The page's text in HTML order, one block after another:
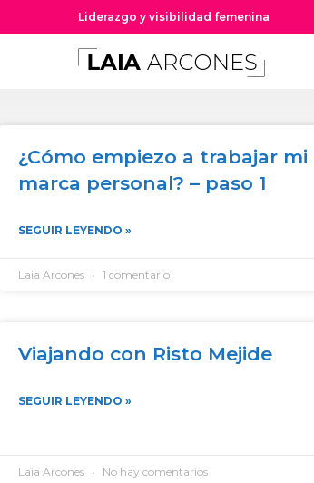
Liderazgo y visibilidad femenina
¿Cómo empiezo a trabajar mi
marca personal? – paso 1
SEGUIR LEYENDO »
Laia Arcones 1 comentario
Viajando con Risto Mejide
SEGUIR LEYENDO »
Laia Arcones No hay comentarios